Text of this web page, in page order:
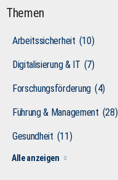
Themen
Arbeitssicherheit (10)
Digitalisierung & IT (7)
Forschungsförderung (4)
Führung & Management (28)
Gesundheit (11)
Alle anzeigen